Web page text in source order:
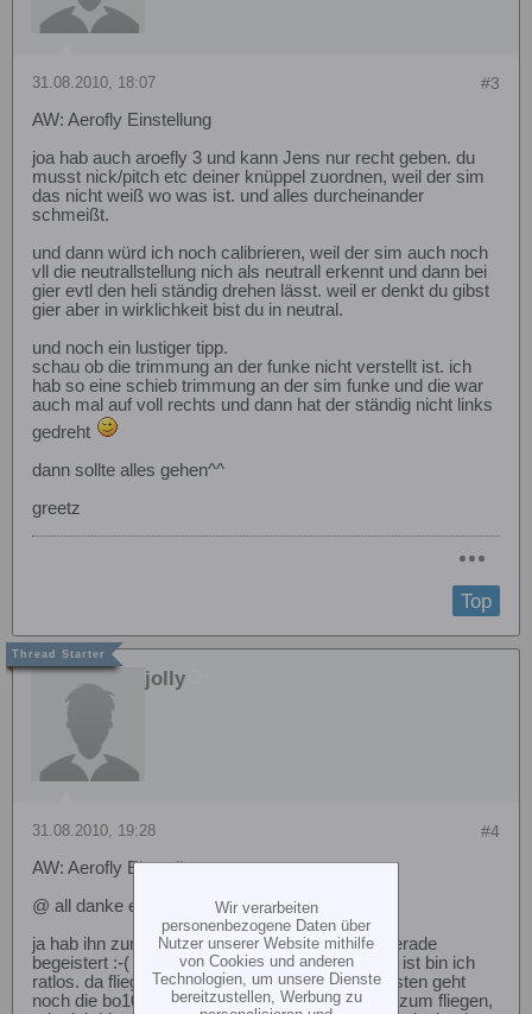
#3
31.08.2010, 18:07
AW: Aerofly Einstellung
joa hab auch aroefly 3 und kann Jens nur recht geben. du
musst nick/pitch etc deiner knüppel zuordnen, weil der sim
das nicht weiß wo was ist. und alles durcheinander
schmeißt.
und dann würd ich noch calibrieren, weil der sim auch noch
vll die neutrallstellung nich als neutrall erkennt und dann bei
gier evtl den heli ständig drehen lässt. weil er denkt du gibst
gier aber in wirklichkeit bist du in neutral.
und noch ein lustiger tipp.
schau ob die trimmung an der funke nicht verstellt ist. ich
hab so eine schieb trimmung an der sim funke und die war
auch mal auf voll rechts und dann hat der ständig nicht links
gedreht
dann sollte alles gehen^^
greetz
Top
jolly
#4
31.08.2010, 19:28
AW: Aerofly Einstellung
@ all danke erstmal
ja hab ihn zum laufen gebracht. naja bin nicht gerade
begeistert :-( also wenn das wirklich Flugphysik ist bin ich
ratlos. da fliegt ja mein belt noch besser. am besten geht
noch die bo105, aber heli60 threedee sind nicht zum fliegen,
Wir verarbeiten
personenbezogene Daten über
Nutzer unserer Website mithilfe
von Cookies und anderen
Technologien, um unsere Dienste
bereitzustellen, Werbung zu